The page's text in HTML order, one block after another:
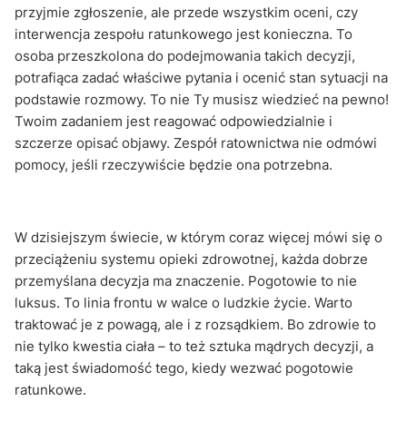
przyjmie zgłoszenie, ale przede wszystkim oceni, czy
interwencja zespołu ratunkowego jest konieczna. To
osoba przeszkolona do podejmowania takich decyzji,
potrafiąca zadać właściwe pytania i ocenić stan sytuacji na
podstawie rozmowy. To nie Ty musisz wiedzieć na pewno!
Twoim zadaniem jest reagować odpowiedzialnie i
szczerze opisać objawy. Zespół ratownictwa nie odmówi
pomocy, jeśli rzeczywiście będzie ona potrzebna.
W dzisiejszym świecie, w którym coraz więcej mówi się o
przeciążeniu systemu opieki zdrowotnej, każda dobrze
przemyślana decyzja ma znaczenie. Pogotowie to nie
luksus. To linia frontu w walce o ludzkie życie. Warto
traktować je z powagą, ale i z rozsądkiem. Bo zdrowie to
nie tylko kwestia ciała – to też sztuka mądrych decyzji, a
taką jest świadomość tego, kiedy wezwać pogotowie
ratunkowe.